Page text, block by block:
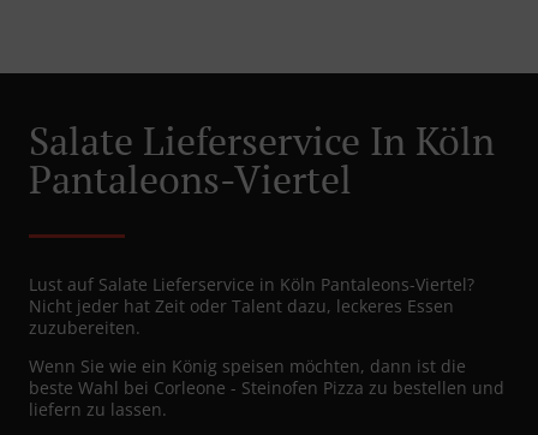
Salate Lieferservice In Köln
Pantaleons-Viertel
Lust auf Salate Lieferservice in Köln Pantaleons-Viertel?
Nicht jeder hat Zeit oder Talent dazu, leckeres Essen
zuzubereiten.
Wenn Sie wie ein König speisen möchten, dann ist die
beste Wahl bei Corleone - Steinofen Pizza zu bestellen und
liefern zu lassen.